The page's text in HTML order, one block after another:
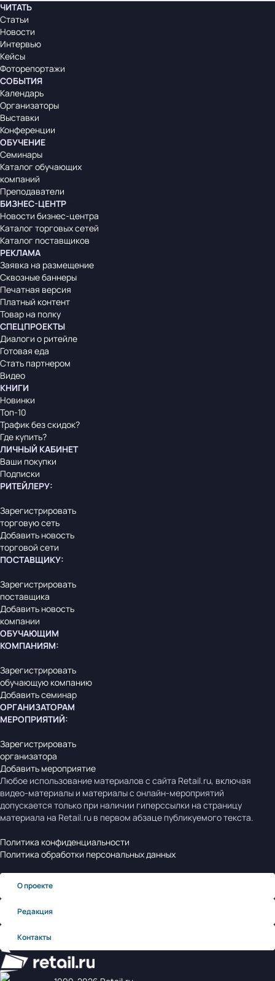
ЧИТАТЬ
Статьи
Новости
Интервью
Кейсы
Фоторепортажи
СОБЫТИЯ
Календарь
Организаторы
Выставки
Конференции
ОБУЧЕНИЕ
Семинары
Каталог обучающих
компаний
Преподаватели
БИЗНЕС-ЦЕНТР
Новости бизнес-центра
Каталог торговых сетей
Каталог поставщиков
РЕКЛАМА
Заявка на размещение
Сквозные баннеры
Печатная версия
Платный контент
Товар на полку
СПЕЦПРОЕКТЫ
Диалоги о ритейле
Готовая еда
Стать партнером
Видео
КНИГИ
Новинки
Топ-10
Трафик без скидок?
Где купить?
ЛИЧНЫЙ КАБИНЕТ
Ваши покупки
Подписки
РИТЕЙЛЕРУ:
Зарегистрировать
торговую сеть
Добавить новость
торговой сети
ПОСТАВЩИКУ:
Зарегистрировать
поставщика
Добавить новость
компании
ОБУЧАЮЩИМ
КОМПАНИЯМ:
Зарегистрировать
обучающую компанию
Добавить семинар
ОРГАНИЗАТОРАМ
МЕРОПРИЯТИЙ:
Зарегистрировать
организатора
Добавить мероприятие
Любое использование материалов с сайта Retail.ru, включая
видео-материалы и материалы с онлайн-мероприятий
допускается только при наличии гиперссылки на страницу
материала на Retail.ru в первом абзаце публикуемого текста.
Политика конфиденциальности
Политика обработки персональных данных
О проекте
Редакция
Контакты